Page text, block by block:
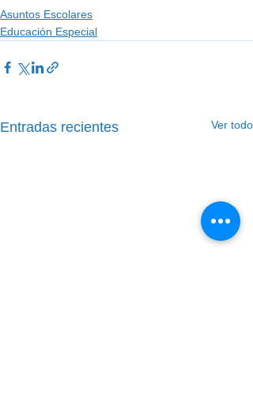
Asuntos Escolares
Educación Especial
Entradas recientes Ver todo